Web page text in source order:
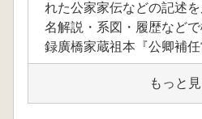
れた公家家伝などの記述
名解説・系図・履歴など
録廣橋家蔵祖本『公卿補任
もっと